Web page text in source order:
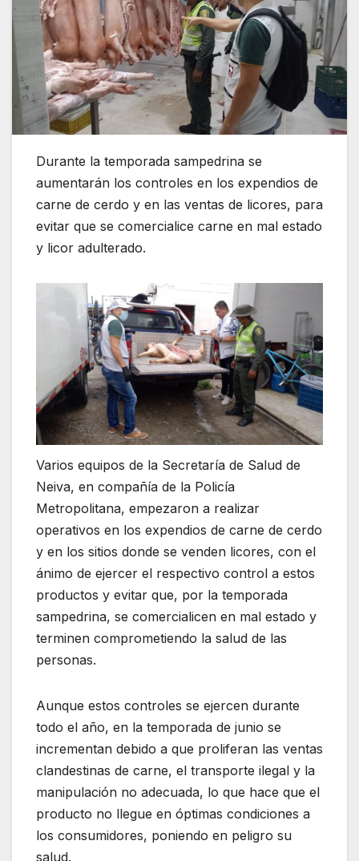
Durante la temporada sampedrina se
aumentarán los controles en los expendios de
carne de cerdo y en las ventas de licores, para
evitar que se comercialice carne en mal estado
y licor adulterado.
Varios equipos de la Secretaría de Salud de
Neiva, en compañía de la Policía
Metropolitana, empezaron a realizar
operativos en los expendios de carne de cerdo
y en los sitios donde se venden licores, con el
ánimo de ejercer el respectivo control a estos
productos y evitar que, por la temporada
sampedrina, se comercialicen en mal estado y
terminen comprometiendo la salud de las
personas.
Aunque estos controles se ejercen durante
todo el año, en la temporada de junio se
incrementan debido a que proliferan las ventas
clandestinas de carne, el transporte ilegal y la
manipulación no adecuada, lo que hace que el
producto no llegue en óptimas condiciones a
los consumidores, poniendo en peligro su
salud.